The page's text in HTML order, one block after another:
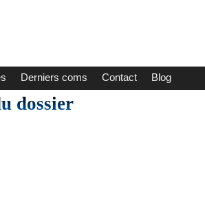
Derniers coms Contact Blog
dossier